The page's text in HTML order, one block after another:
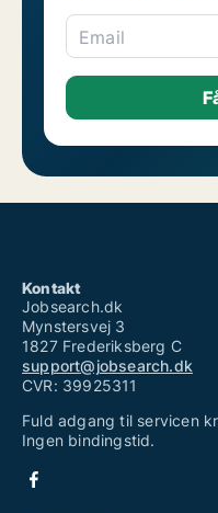
Email
Kontakt
Jobsearch.dk
Mynstersvej 3
1827 Frederiksberg C
support@jobsearch.dk
CVR: 39925311
Fuld adgang til servicen
Ingen bindingstid.